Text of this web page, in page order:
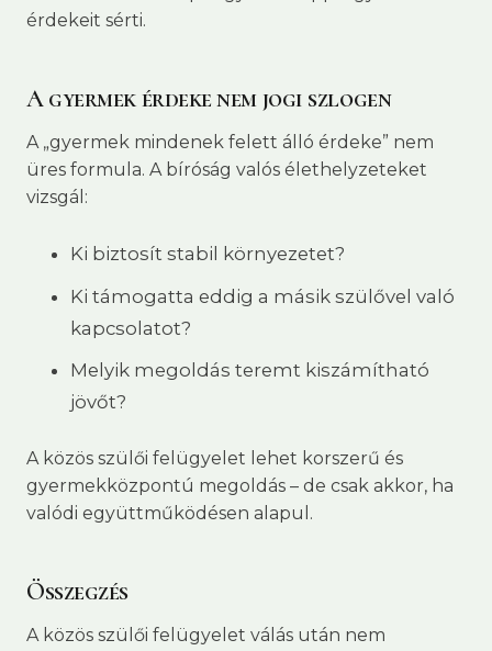
érdekeit sérti.
A gyermek érdeke nem jogi szlogen
A „gyermek mindenek felett álló érdeke” nem
üres formula. A bíróság valós élethelyzeteket
vizsgál:
Ki biztosít stabil környezetet?
Ki támogatta eddig a másik szülővel való
kapcsolatot?
Melyik megoldás teremt kiszámítható
jövőt?
A közös szülői felügyelet lehet korszerű és
gyermekközpontú megoldás – de csak akkor, ha
valódi együttműködésen alapul.
Összegzés
A közös szülői felügyelet válás után nem